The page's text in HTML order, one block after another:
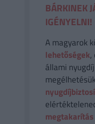
BÁRKINEK
IGÉNYELNI!
A magyarok
lehetőségek,
állami